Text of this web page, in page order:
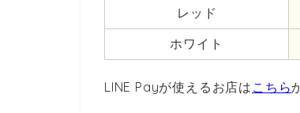
レッド
ホワイト
LINE Payが使えるお店は こちら